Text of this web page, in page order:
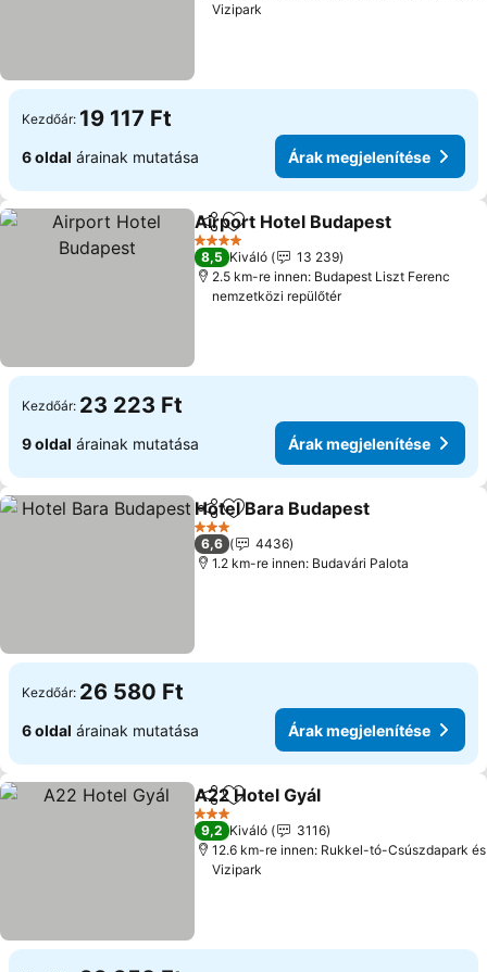
Vizipark
Kezdőár: 19 117 Ft
6 oldal árainak mutatása Árak megjelenítése
Megosztás
Hozzáadás a kedvencekhez
Airport Hotel Budapest
4 Kategória
8,5 Kiváló
13 239
2.5 km-re innen: Budapest Liszt Ferenc
nemzetközi repülőtér
Kezdőár: 23 223 Ft
9 oldal árainak mutatása Árak megjelenítése
Megosztás
Hozzáadás a kedvencekhez
Hotel Bara Budapest
3 Kategória
6,6
4436
1.2 km-re innen: Budavári Palota
Kezdőár: 26 580 Ft
6 oldal árainak mutatása Árak megjelenítése
Megosztás
Hozzáadás a kedvencekhez
A22 Hotel Gyál
3 Kategória
9,2 Kiváló
3116
12.6 km-re innen: Rukkel-tó-Csúszdapark és
Vizipark